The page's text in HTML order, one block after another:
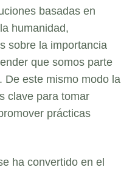
basadas en
humanidad,
sobre la importancia
que somos parte
De este mismo modo la
clave para tomar
prácticas
ha convertido en el